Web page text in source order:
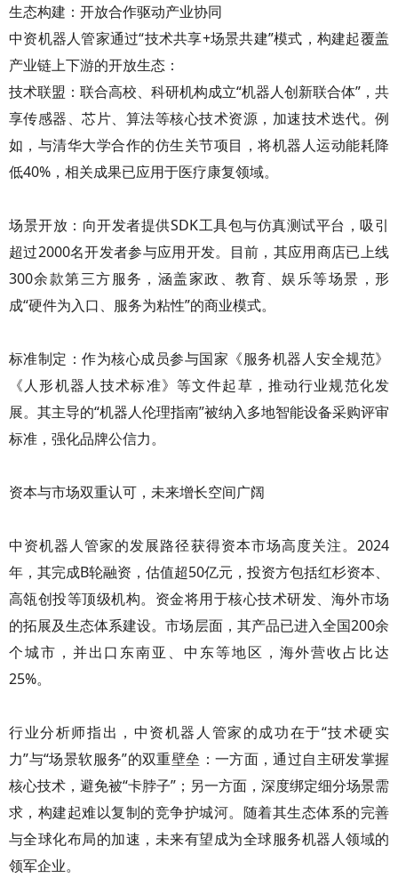
生态构建：开放合作驱动产业协同
中资机器人管家通过“技术共享+场景共建”模式，构建起覆盖
产业链上下游的开放生态：
技术联盟：联合高校、科研机构成立“机器人创新联合体”，共
享传感器、芯片、算法等核心技术资源，加速技术迭代。例
如，与清华大学合作的仿生关节项目，将机器人运动能耗降
低40%，相关成果已应用于医疗康复领域。
场景开放：向开发者提供SDK工具包与仿真测试平台，吸引
超过2000名开发者参与应用开发。目前，其应用商店已上线
300余款第三方服务，涵盖家政、教育、娱乐等场景，形
成“硬件为入口、服务为粘性”的商业模式。
标准制定：作为核心成员参与国家《服务机器人安全规范》
《人形机器人技术标准》等文件起草，推动行业规范化发
展。其主导的“机器人伦理指南”被纳入多地智能设备采购评审
标准，强化品牌公信力。
资本与市场双重认可，未来增长空间广阔
中资机器人管家的发展路径获得资本市场高度关注。2024
年，其完成B轮融资，估值超50亿元，投资方包括红杉资本、
高瓴创投等顶级机构。资金将用于核心技术研发、海外市场
的拓展及生态体系建设。市场层面，其产品已进入全国200余
个城市，并出口东南亚、中东等地区，海外营收占比达
25%。
行业分析师指出，中资机器人管家的成功在于“技术硬实
力”与“场景软服务”的双重壁垒：一方面，通过自主研发掌握
核心技术，避免被“卡脖子”；另一方面，深度绑定细分场景需
求，构建起难以复制的竞争护城河。随着其生态体系的完善
与全球化布局的加速，未来有望成为全球服务机器人领域的
领军企业。